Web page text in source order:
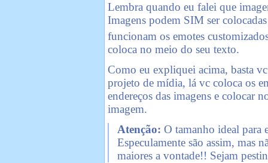
Lembra quando eu falei que
Imagens podem SIM ser
funcionam os emotes
coloca no meio do seu texto.
Como eu expliquei acima, basta
projeto de mídia, lá vc coloca os
endereços das imagens e colocar
imagem.
Atenção: O tamanho ideal para
Especulamente são assim, mas
maiores a vontade!! Sejam